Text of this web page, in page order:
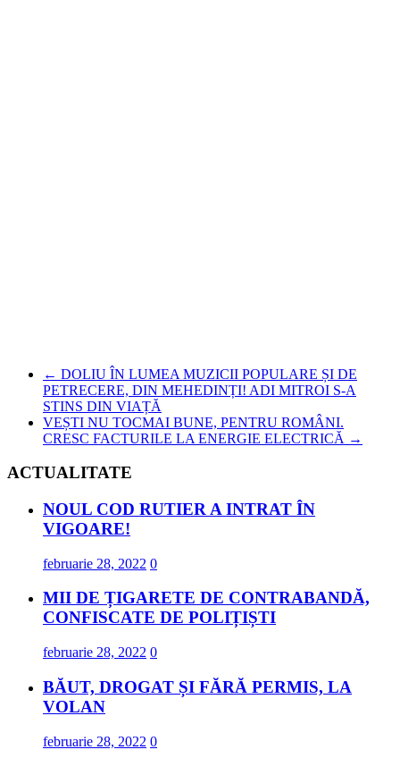
← DOLIU ÎN LUMEA MUZICII POPULARE ȘI DE
PETRECERE, DIN MEHEDINȚI! ADI MITROI S-A
STINS DIN VIAȚĂ
VEȘTI NU TOCMAI BUNE, PENTRU ROMÂNI.
CRESC FACTURILE LA ENERGIE ELECTRICĂ →
ACTUALITATE
NOUL COD RUTIER A INTRAT ÎN
VIGOARE!
februarie 28, 2022 0
MII DE ȚIGARETE DE CONTRABANDĂ,
CONFISCATE DE POLIȚIȘTI
februarie 28, 2022 0
BĂUT, DROGAT ȘI FĂRĂ PERMIS, LA
VOLAN
februarie 28, 2022 0